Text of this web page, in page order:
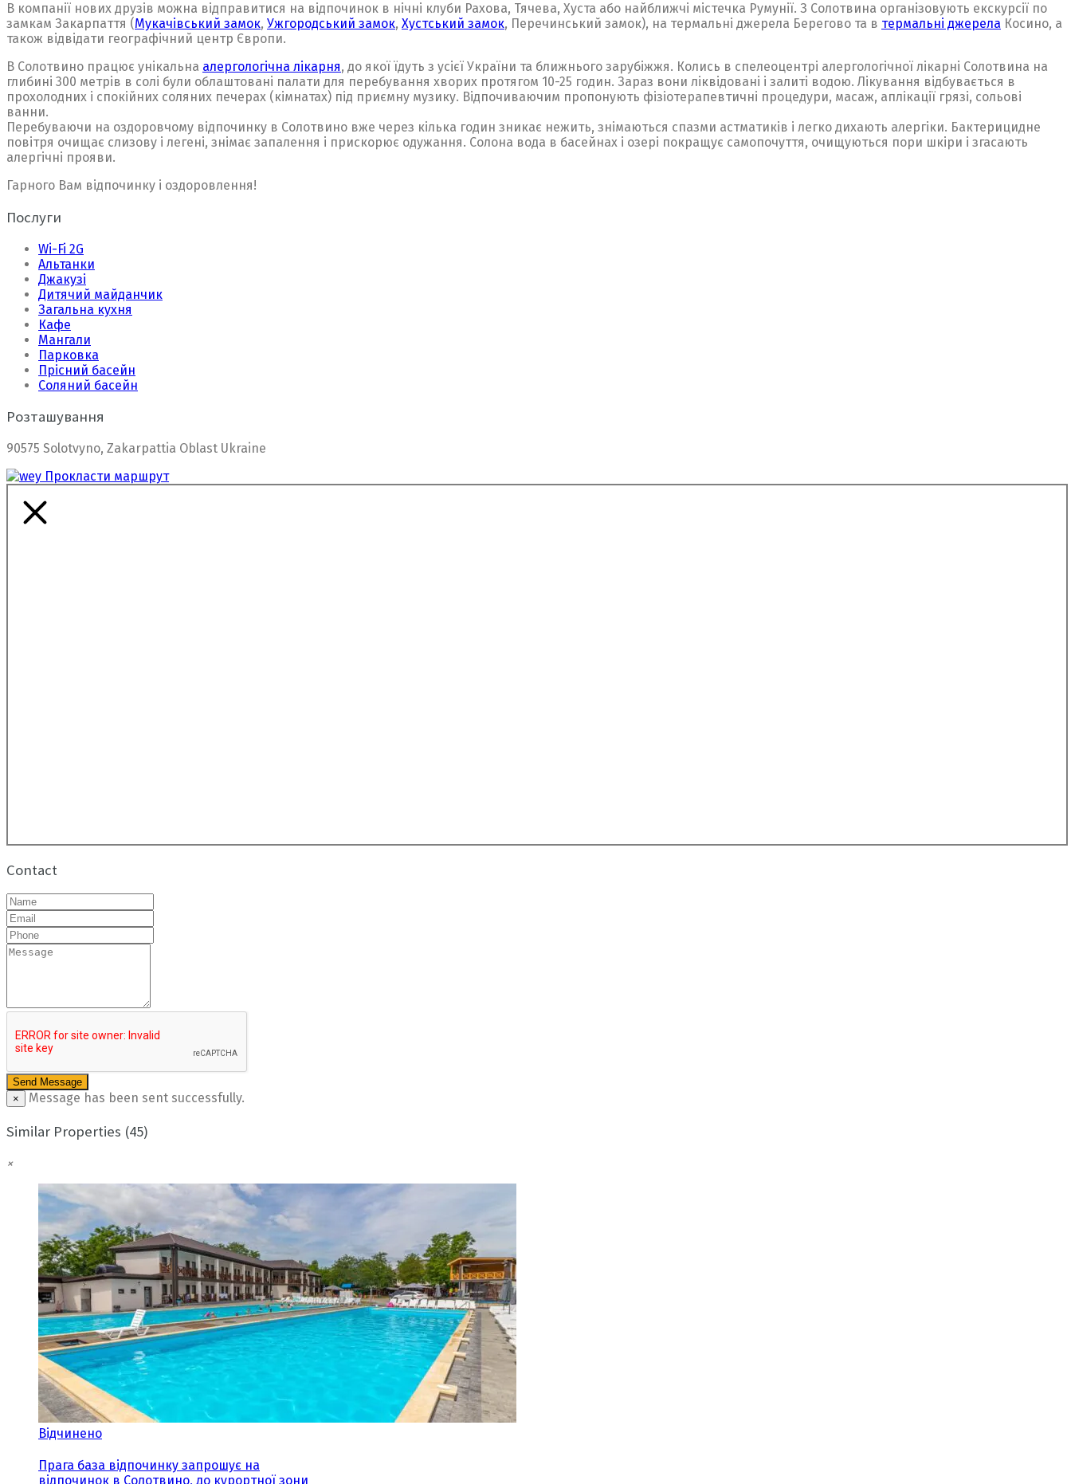
В компанії нових друзів можна відправитися на відпочинок в нічні клуби Рахова, Тячева, Хуста або найближчі містечка Румунії. З Солотвина організовують екскурсії по
замкам Закарпаття (Мукачівський замок, Ужгородський замок, Хустський замок, Перечинський замок), на термальні джерела Берегово та в термальні джерела Косино, а
також відвідати географічний центр Європи.
В Солотвино працює унікальна алергологічна лікарня, до якої їдуть з усієї України та ближнього зарубіжжя. Колись в спелеоцентрі алергологічної лікарні Солотвина на
глибині 300 метрів в солі були облаштовані палати для перебування хворих протягом 10-25 годин. Зараз вони ліквідовані і залиті водою. Лікування відбувається в
прохолодних і спокійних соляних печерах (кімнатах) під приємну музику. Відпочиваючим пропонують фізіотерапевтичні процедури, масаж, аплікації грязі, сольові
ванни.
Перебуваючи на оздоровчому відпочинку в Солотвино вже через кілька годин зникає нежить, знімаються спазми астматиків і легко дихають алергіки. Бактерицидне
повітря очищає слизову і легені, знімає запалення і прискорює одужання. Солона вода в басейнах і озері покращує самопочуття, очищуються пори шкіри і згасають
алергічні прояви.
Гарного Вам відпочинку і оздоровлення!
Послуги
Wi-Fi 2G
Альтанки
Джакузі
Дитячий майданчик
Загальна кухня
Кафе
Мангали
Парковка
Прісний басейн
Соляний басейн
Розташування
90575 Solotvyno, Zakarpattia Oblast Ukraine
Прокласти маршрут
Contact
× Message has been sent successfully.
Similar Properties (45)
×
Відчинено
Прага база відпочинку запрошує на
відпочинок в Солотвино, до курортної зони